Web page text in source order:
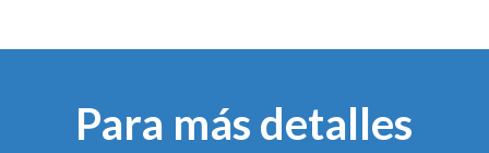
Para más detalles